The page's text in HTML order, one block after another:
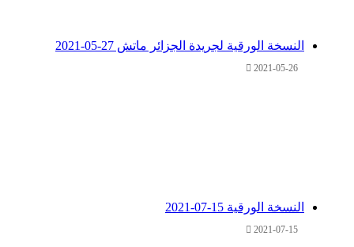
النسخة الورقية لجريدة الجزائر ماتش 27-05-2021
2021-05-26
النسخة الورقية 15-07-2021
2021-07-15